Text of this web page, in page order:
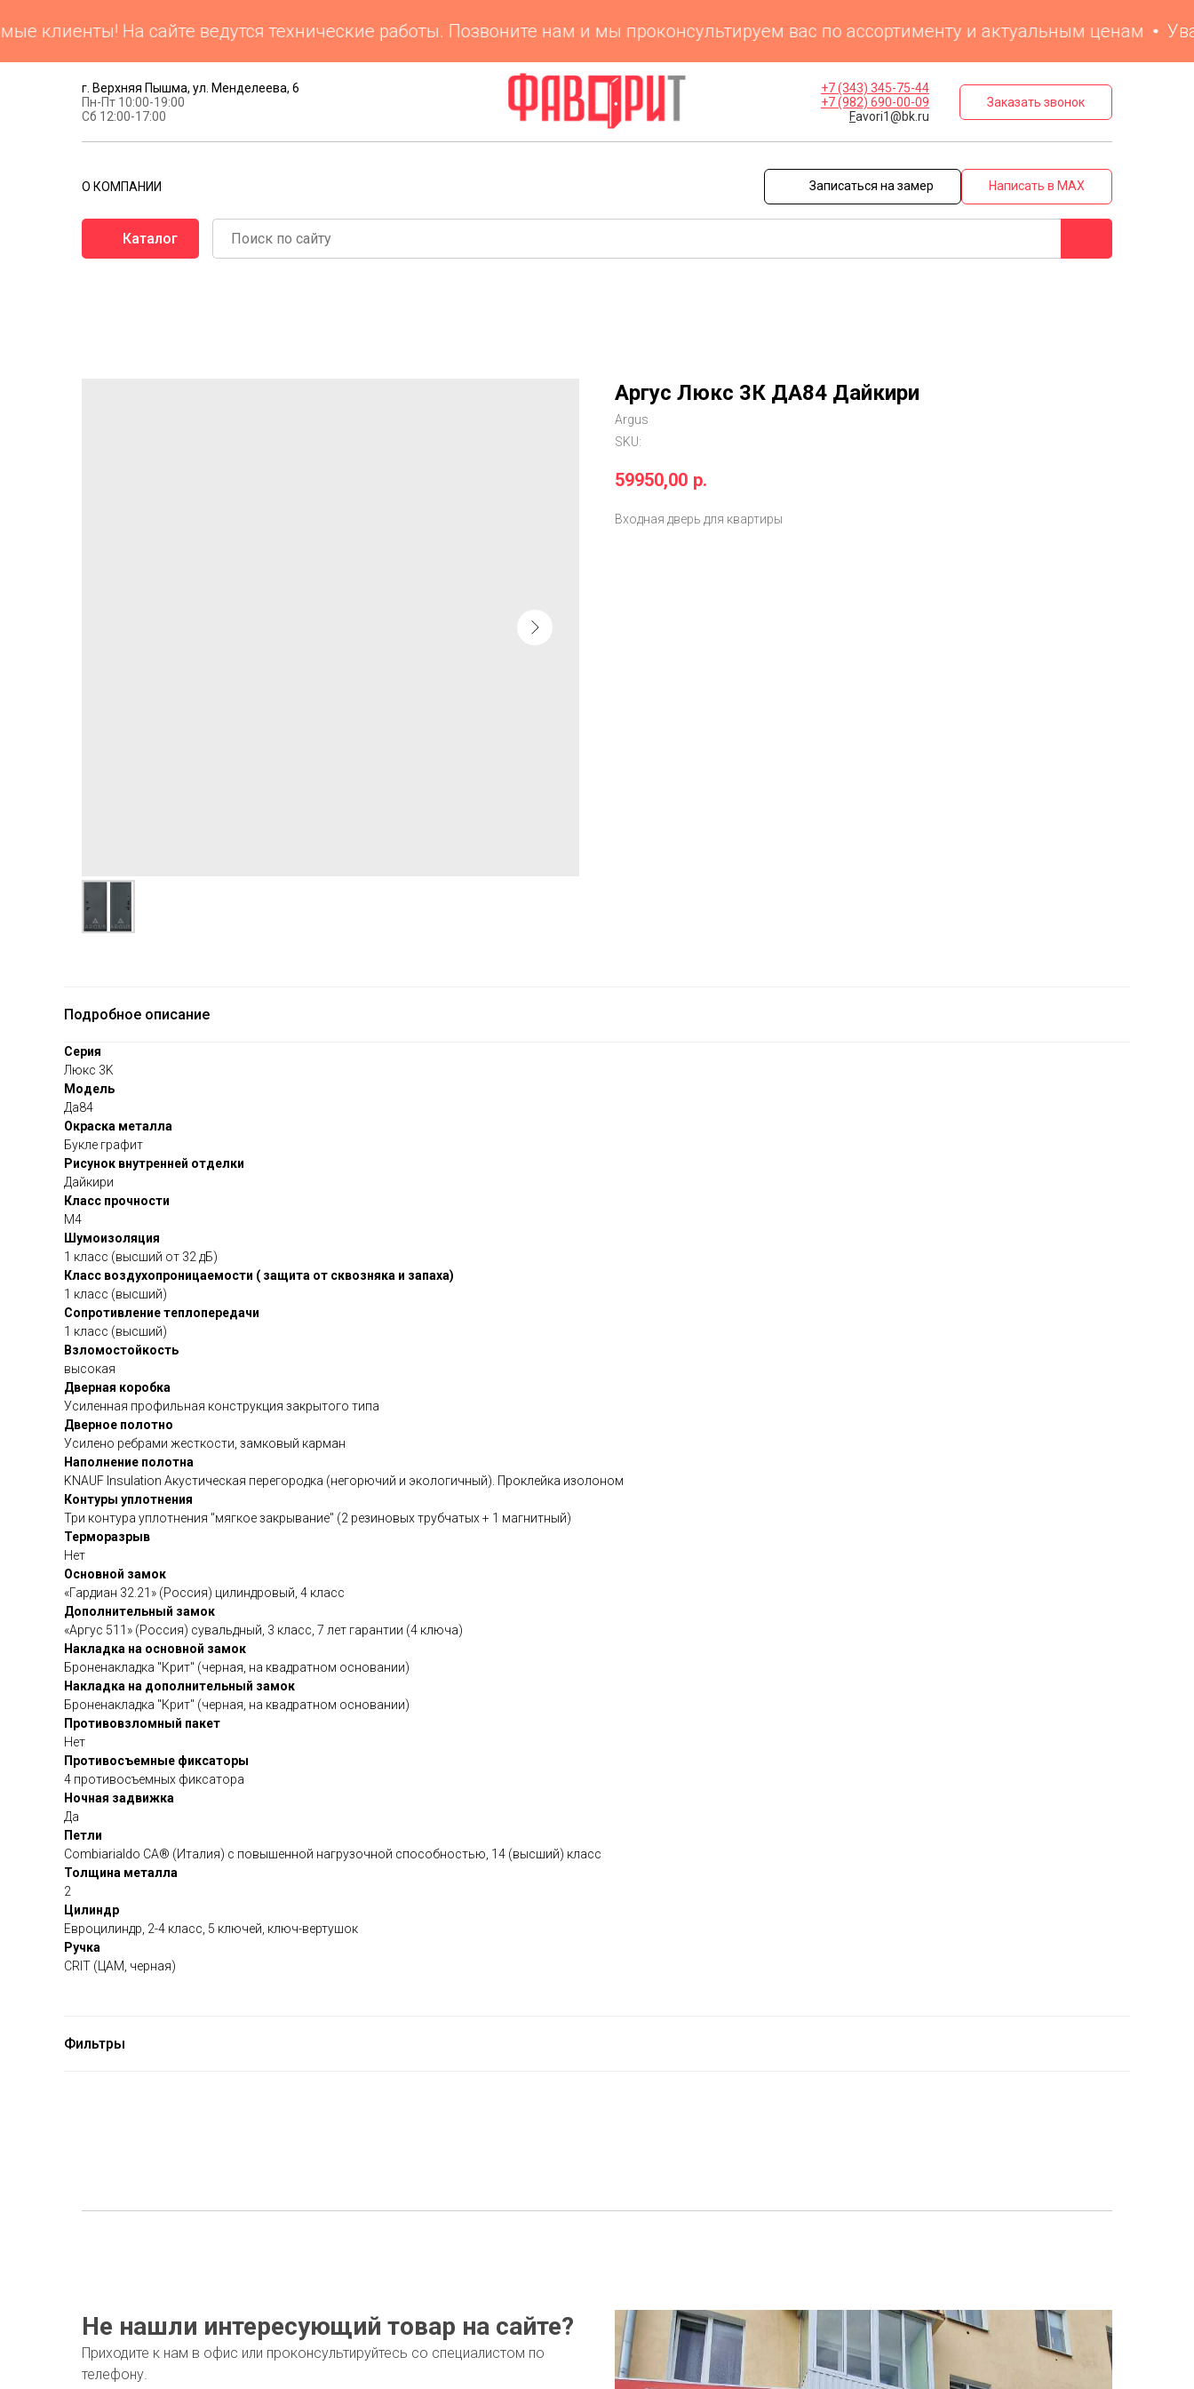
На сайте ведутся технические работы. Позвоните нам и мы проконсультируем вас по ассортименту и актуальным ценам
г. Верхняя Пышма, ул. Менделеева, 6
Пн-Пт 10:00-19:00
Сб 12:00-17:00
+7 (343) 345-75-44
+7 (982) 690-00-09
Favori1@bk.ru
Заказать звонок
О КОМПАНИИ Записаться на замер Написать в MAX
Каталог
Аргус Люкс 3К ДА84 Дайкири
Argus
SKU:
59950,00 р.
Входная дверь для квартиры
Подробное описание
Серия
Люкс 3K
Модель
Да84
Окраска металла
Букле графит
Рисунок внутренней отделки
Дайкири
Класс прочности
М4
Шумоизоляция
1 класс (высший от 32 дБ)
Класс воздухопроницаемости ( защита от сквозняка и запаха)
1 класс (высший)
Сопротивление теплопередачи
1 класс (высший)
Взломостойкость
высокая
Дверная коробка
Усиленная профильная конструкция закрытого типа
Дверное полотно
Усилено ребрами жесткости, замковый карман
Наполнение полотна
KNAUF Insulation Акустическая перегородка (негорючий и экологичный). Проклейка изолоном
Контуры уплотнения
Три контура уплотнения "мягкое закрывание" (2 резиновых трубчатых + 1 магнитный)
Терморазрыв
Нет
Основной замок
«Гардиан 32.21» (Россия) цилиндровый, 4 класс
Дополнительный замок
«Аргус 511» (Россия) сувальдный, 3 класс, 7 лет гарантии (4 ключа)
Накладка на основной замок
Броненакладка "Крит" (черная, на квадратном основании)
Накладка на дополнительный замок
Броненакладка "Крит" (черная, на квадратном основании)
Противовзломный пакет
Нет
Противосъемные фиксаторы
4 противосъемных фиксатора
Ночная задвижка
Да
Петли
Сombiarialdo СА® (Италия) с повышенной нагрузочной способностью, 14 (высший) класс
Толщина металла
2
Цилиндр
Евроцилиндр, 2-4 класс, 5 ключей, ключ-вертушок
Ручка
CRIT (ЦАМ, черная)
Фильтры
Не нашли интересующий товар на сайте?
Приходите к нам в офис или проконсультируйтесь со специалистом по
телефону.